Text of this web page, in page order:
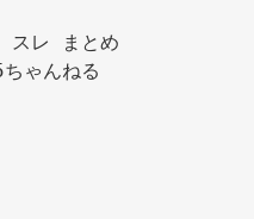
レ まとめ
ゃんねる